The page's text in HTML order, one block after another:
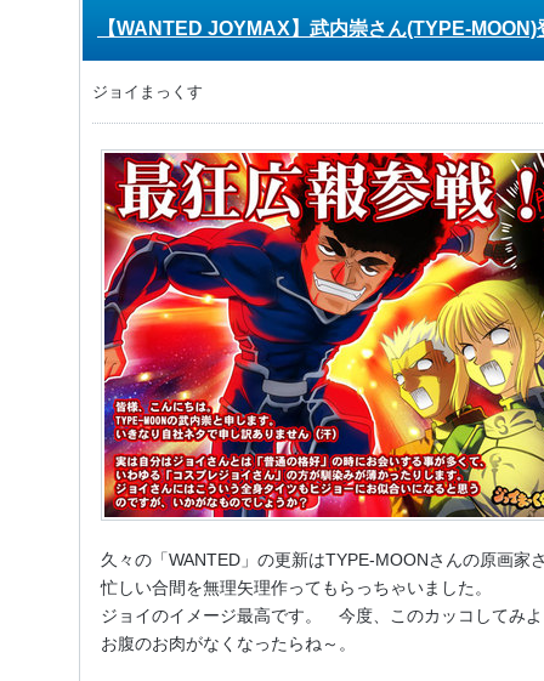
【WANTED JOYMAX】武内崇さん(TYPE-MOON)
ジョイまっくす
久々の「WANTED」の更新はTYPE-MOONさんの原画家
忙しい合間を無理矢理作ってもらっちゃいました。
ジョイのイメージ最高です。 今度、このカッコしてみ
お腹のお肉がなくなったらね～。